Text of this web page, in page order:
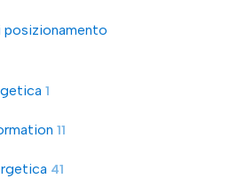
posizionamento
1
11
41